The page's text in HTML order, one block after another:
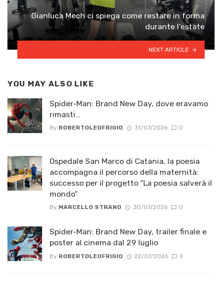
Gianluca Mech ci spiega come restare in forma
durante l’estate
NEXT ARTICLE
YOU MAY ALSO LIKE
Spider-Man: Brand New Day, dove eravamo
rimasti…
By ROBERTOLEOFRIGIO 31/07/2026 0
Ospedale San Marco di Catania, la poesia
accompagna il percorso della maternità:
successo per il progetto “La poesia salverà il
mondo”
By MARCELLO STRANO 30/07/2026 0
Spider-Man: Brand New Day, trailer finale e
poster al cinema dal 29 luglio
By ROBERTOLEOFRIGIO 22/07/2026 0